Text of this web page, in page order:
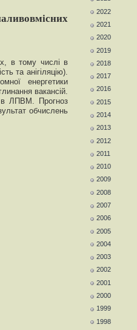
в тому числі в
та анігіляцію).
енергетики
вакансій.
в ЛПВМ. Прогноз
обчислень
2022
2021
2020
2019
2018
2017
2016
2015
2014
2013
2012
2011
2010
2009
2008
2007
2006
2005
2004
2003
2002
2001
2000
1999
1998